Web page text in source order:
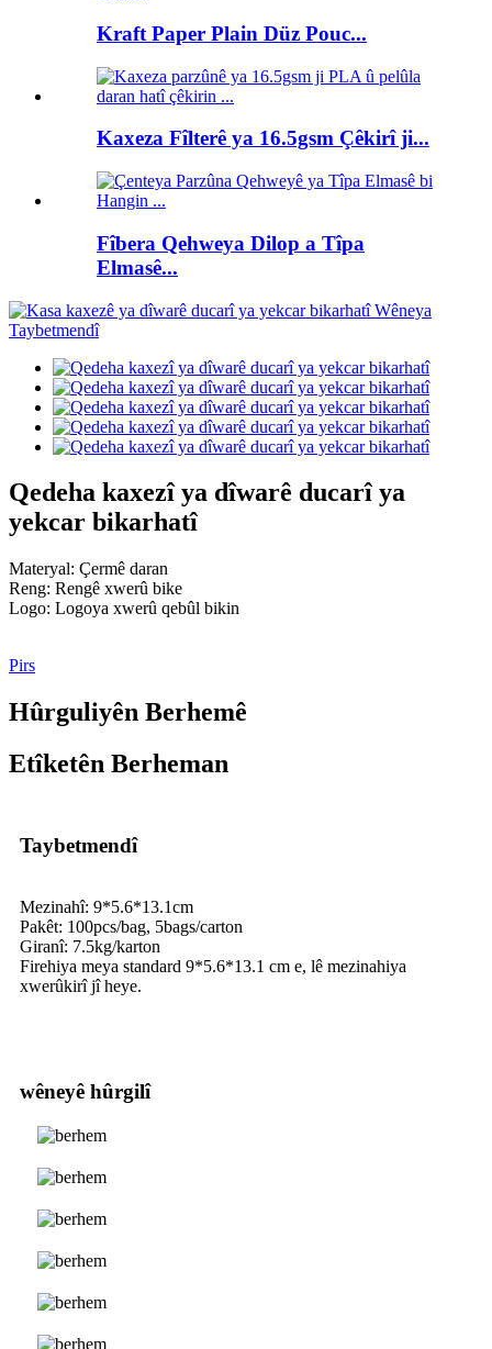
Kraft Paper Plain Düz Pouc...
Kaxeza Fîlterê ya 16.5gsm Çêkirî ji...
Fîbera Qehweya Dilop a Tîpa
Elmasê...
Qedeha kaxezî ya dîwarê ducarî ya
yekcar bikarhatî
Materyal: Çermê daran
Reng: Rengê xwerû bike
Logo: Logoya xwerû qebûl bikin
Pirs
Hûrguliyên Berhemê
Etîketên Berheman
Taybetmendî
Mezinahî: 9*5.6*13.1cm
Pakêt: 100pcs/bag, 5bags/carton
Giranî: 7.5kg/karton
Firehiya meya standard 9*5.6*13.1 cm e, lê mezinahiya
xwerûkirî jî heye.
wêneyê hûrgilî